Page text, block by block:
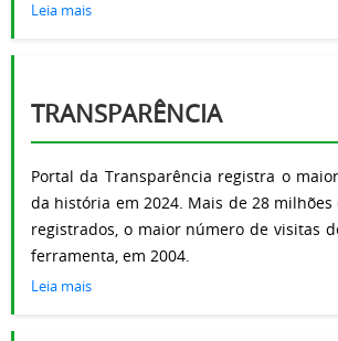
Leia mais
TRANSPARÊNCIA
Portal da Transparência registra o
da história em 2024. Mais de 28 milhões
registrados, o maior número de visitas
ferramenta, em 2004.
Leia mais